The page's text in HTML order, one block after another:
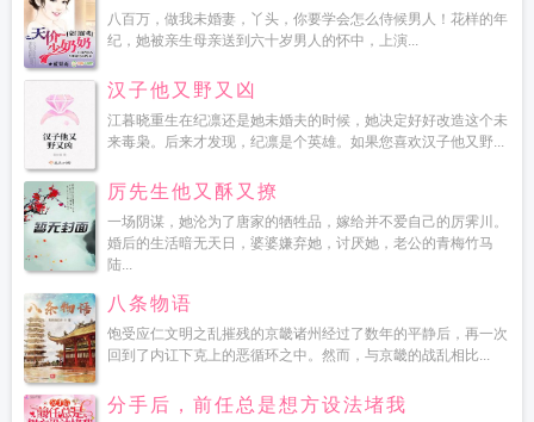
八百万，做我未婚妻，丫头，你要学会怎么侍候男人！花样的年
纪，她被亲生母亲送到六十岁男人的怀中，上演...
汉子他又野又凶
江暮晓重生在纪凛还是她未婚夫的时候，她决定好好改造这个未
来毒枭。后来才发现，纪凛是个英雄。如果您喜欢汉子他又野...
厉先生他又酥又撩
一场阴谋，她沦为了唐家的牺牲品，嫁给并不爱自己的厉霁川。
婚后的生活暗无天日，婆婆嫌弃她，讨厌她，老公的青梅竹马
陆...
八条物语
饱受应仁文明之乱摧残的京畿诸州经过了数年的平静后，再一次
回到了内讧下克上的恶循环之中。然而，与京畿的战乱相比...
分手后，前任总是想方设法堵我